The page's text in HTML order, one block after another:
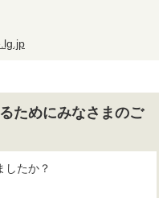
ためにみなさまのご
したか？